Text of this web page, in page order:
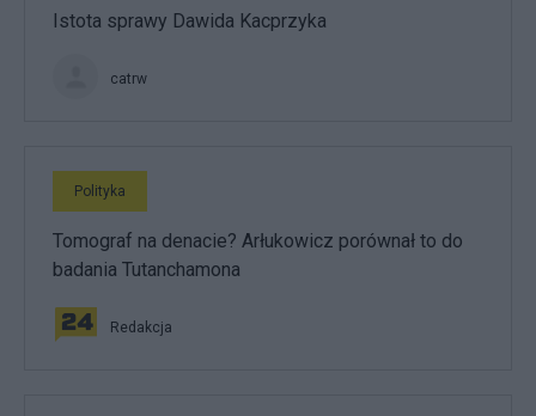
Istota sprawy Dawida Kacprzyka
catrw
Polityka
Tomograf na denacie? Arłukowicz porównał to do
badania Tutanchamona
Redakcja